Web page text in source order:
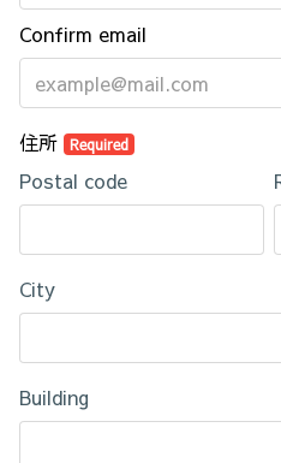
Confirm email
住所 Required
Postal code
City
Building